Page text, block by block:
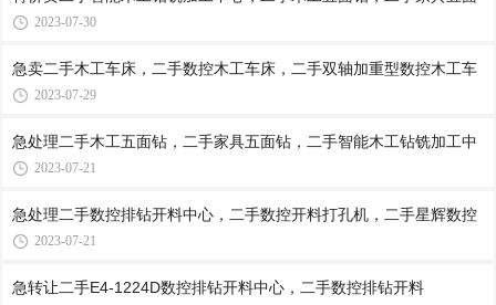
2023-07-30
急卖二手木工车床，二手数控木工车床，二手双轴加重型数控木工车
2023-07-29
急处理二手木工五面钻，二手家具五面钻，二手智能木工钻铣加工中
2023-07-21
急处理二手数控排钻开料中心，二手数控开料打孔机，二手星辉数控
2023-07-21
急转让二手E4-1224D数控排钻开料中心，二手数控排钻开料